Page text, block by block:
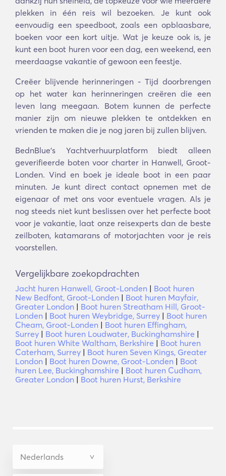
plekken in één reis wil bezoeken. Je kunt ook
eenvoudig een speedboot, zoals een opblaasbare,
boeken voor een kort uitje. Wat je keuze ook is, je
kunt een boot huren voor een dag, een weekend, een
meerdaagse vakantie of gewoon een feestje.
Creëer blijvende herinneringen - Tijd doorbrengen
op het water kan herinneringen creëren die een
leven lang meegaan. Botem kunnen de perfecte
manier zijn om nieuwe plekken te ontdekken en
vrienden te maken die je nog jaren bij zullen blijven.
BednBlue's Yachtverhuurplatform biedt alleen
geverifieerde boten voor charter in Hanwell, Groot-
Londen. Vind en boek je ideale boot in een paar
minuten. Je kunt direct contact opnemen met de
eigenaar of met ons voor eventuele vragen. Als je
nog steeds niet kunt beslissen over het perfecte boot
voor je vakantie, laat onze reisexperts dan de beste
zeilboten, katamarans of motorjachten voor je reis
voorstellen.
Vergelijkbare zoekopdrachten
Jacht huren Hanwell, Groot-Londen | Boot huren
New Bedfont, Groot-Londen | Boot huren Mayfair,
Greater London | Boot huren Streatham Hill, Groot-
Londen | Boot huren Weybridge, Surrey | Boot huren
Cheam, Groot-Londen | Boot huren Effingham,
Surrey | Boot huren Loudwater, Buckinghamshire |
Boot huren White Waltham, Berkshire | Boot huren
Caterham, Surrey | Boot huren Seven Kings, Greater
London | Boot huren Downe, Groot-Londen | Boot
huren Lee, Buckinghamshire | Boot huren Cudham,
Greater London | Boot huren Hurst, Berkshire